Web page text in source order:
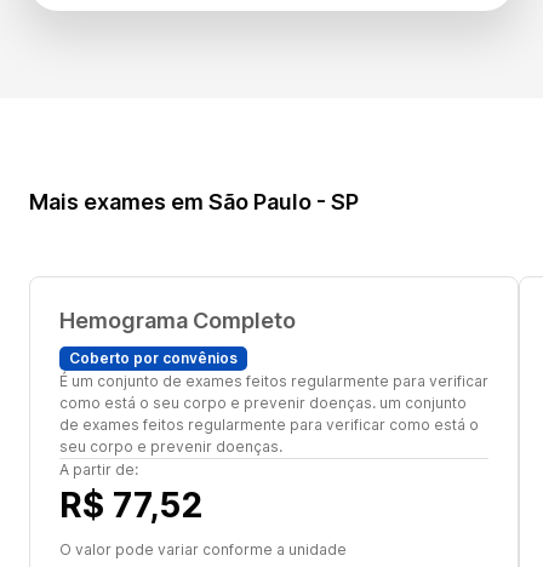
Mais exames em São Paulo - SP
Hemograma Completo
Coberto por convênios
É um conjunto de exames feitos regularmente para verificar
como está o seu corpo e prevenir doenças. um conjunto
de exames feitos regularmente para verificar como está o
seu corpo e prevenir doenças.
A partir de:
R$ 77,52
O valor pode variar conforme a unidade